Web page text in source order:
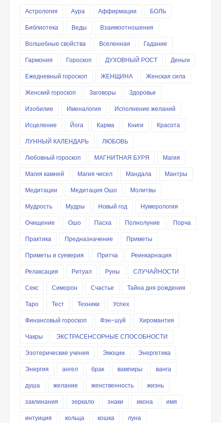
Астрология Аура Аффирмации
БОЛЬ
Библиотека
Веды
Взаимоотношения
Волшебные свойства
Вселенная
Гадание
Гармония
Гороскоп ДУХОВНЫЙ РОСТ
Деньги
Ежедневный гороскоп
ЖЕНЩИНА
Женская сила
Женский гороскоп
Заговоры
Здоровье
Изобилие
Именалогия
Исполнение желаний
Исцеление
Йога Карма Книги
Красота
ЛУННЫЙ КАЛЕНДАРЬ
ЛЮБОВЬ
Любовный гороскоп
МАГНИТНАЯ БУРЯ
Магия
Магия камней
Магия чисел Мандала
Мантры
Медитации
Медитация Ошо
Молитвы
Мудрость
Мудры Новый год
Нумерология
Очищение
Ошо Пасха Полнолуние
Порча
Практика
Предназначение
Приметы
Приметы и суеверия
Притча
Реинкарнация
Релаксация
Ритуал Руны
СЛУЧАЙНОСТИ
Секс
Симорон Счастье
Тайна дня рождения
Таро
Тест Техники
Успех
Финансовый гороскоп
Фэн-шуй
Хиромантия
Чакры
ЭКСТРАСЕНСОРНЫЕ СПОСОБНОСТИ
Эзотерические учения
Эмоции
Энергетика
Энергия
ангел брак вампиры
ванга
душа
желание женственность
жизнь
заклинания
зеркало знаки икона
имя
интуиция
кольца кошка
луна